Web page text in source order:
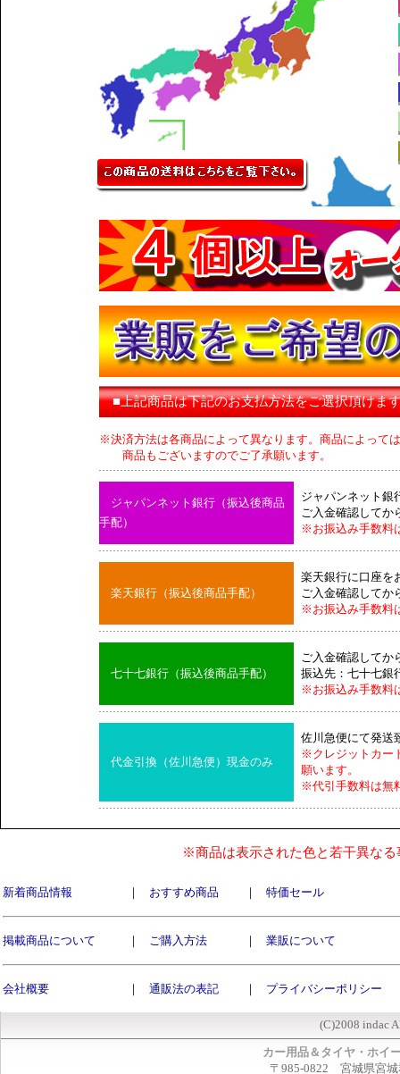
■上記商品は下記のお支払方法をご選択頂けま
※決済方法は各商品によって異なります。商品によって
商品もございますのでご了承願います。
ジャパンネット銀行（振込後商品
手配）
ジャパンネット銀
ご入金確認してか
※お振込み手数料
楽天銀行（振込後商品手配）
楽天銀行に口座を
ご入金確認してか
※お振込み手数料
七十七銀行（振込後商品手配）
ご入金確認してか
振込先：七十七銀
※お振込み手数料
代金引換（佐川急便）現金のみ
佐川急便にて発送
※クレジットカー
願います。
※代引手数料は無
※商品は表示された色と若干異な
新着商品情報 ｜ おすすめ商品 ｜ 特価セール
掲載商品について ｜ ご購入方法 ｜ 業販について
会社概要 ｜ 通販法の表記 ｜ プライバシーポリシー
(C)2008 indac
カー用品＆タイヤ・ホイ
〒985-0822 宮城県宮城